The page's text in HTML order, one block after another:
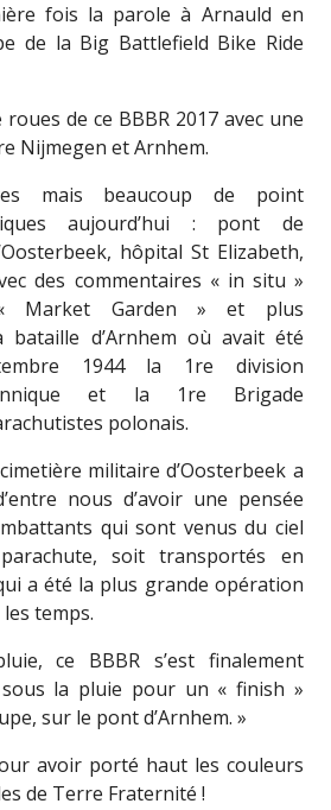
fois la parole à Arnauld en
de la Big Battlefield Bike Ride
de ce BBBR 2017 avec une
Nijmegen et Arnhem.
mais beaucoup de point
aujourd’hui : pont de
hôpital St Elizabeth,
des commentaires « in situ »
Market Garden » et plus
bataille d’Arnhem où avait été
1944 la 1re division
et la 1re Brigade
polonais.
militaire d’Oosterbeek a
nous d’avoir une pensée
qui sont venus du ciel
soit transportés en
a été la plus grande opération
temps.
ce BBBR s’est finalement
sous la pluie pour un « finish »
sur le pont d’Arnhem. »
avoir porté haut les couleurs
de Terre Fraternité !